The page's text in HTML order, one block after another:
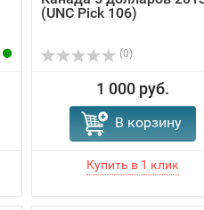
(UNC Pick 106)
(0)
1 000 руб.
В корзину